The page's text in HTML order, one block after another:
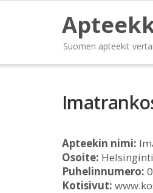
Suomen apteekit
Apteekin nimi:
Osoite:
Puhelinnumero:
Kotisivut: